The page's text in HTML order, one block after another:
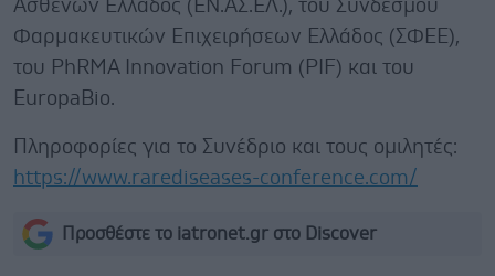
Ασθενών Ελλάδος (ΕΝ.ΑΣ.ΕΛ.), του Συνδέσμου
Φαρμακευτικών Επιχειρήσεων Ελλάδος (ΣΦΕΕ),
του PhRMA Innovation Forum (PIF) και του
EuropaBio.
Πληροφορίες για το Συνέδριο και τους ομιλητές:
https://www.rarediseases-conference.com/
Προσθέστε το iatronet.gr στο Discover